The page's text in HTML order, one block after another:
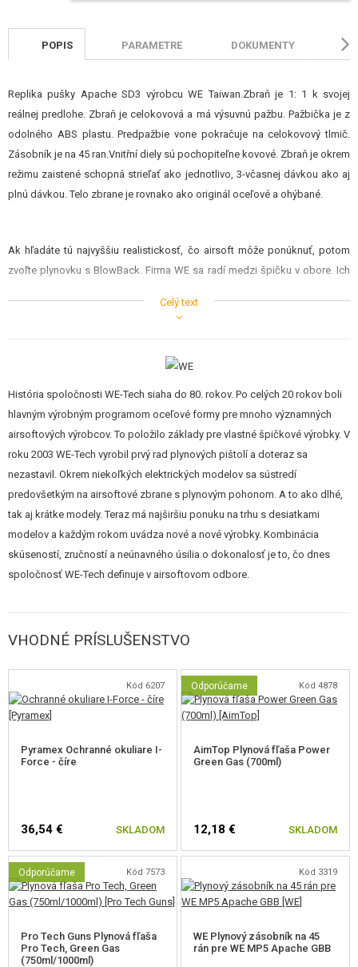
POPIS PARAMETRE DOKUMENTY
Replika pušky Apache SD3 výrobcu WE Taiwan.Zbraň je 1: 1 k svojej
reálnej predlohe. Zbraň je celokovová a má výsuvnú pažbu. Pažbička je z
odolného ABS plastu. Predpažbie vone pokračuje na celokovový tlmič.
Zásobník je na 45 ran.Vnitřní diely sú pochopiteľne kovové. Zbraň je okrem
režimu zaistené schopná strieľať ako jednotlivo, 3-včasnej dávkou ako aj
plnú dávkou. Telo zbrane je rovnako ako originál oceľové a ohýbané.
Ak hľadáte tú najvyššiu realistickosť, čo airsoft môže ponúknuť, potom
zvoľte plynovku s BlowBack. Firma WE sa radí medzi špičku v obore. Ich
spúšťový mechanizmus s úderníkom, kovový záver, vratné pružiny,
mažú. A HLAVNE pri streľbe reálne pohybujú záverom. Pri každom výstrele
záver "kopne" dozadu a zvlášť v režime dávka je to pre strelca zážitok.
Plynový zásobník plnený Green Gas:rýchle plnenie zásobníkov z
fľaše, lacnejšie prevádzku, šetrné k zbrani s nižšou mierou
nižších teplotách- zvlášť dávky. Výkon do 130 m/s.
nosiť so sebou veľkú fľašu, riziko netesnosti zásobníkov a rýchlejšie
Poznámka: uvedené výkony sú orientačné. Závisí na dĺžke hlavne, teplote
prostredia. Zvyčajne prvý výstrel je najvýkonnejší a postupne klesá.
Celý text
História spoločnosti WE-Tech siaha do 80. rokov. Po celých 20 rokov boli
hlavným výrobným programom oceľové formy pre mnoho významných
airsoftových výrobcov. To položilo základy pre vlastné špičkové výrobky. V
roku 2003 WE-Tech vyrobil prvý rad plynových pištolí a doteraz sa
nezastavil. Okrem niekoľkých elektrických modelov sa sústredí
predovšetkým na airsoftové zbrane s plynovým pohonom. A to ako dlhé,
tak aj krátke modely. Teraz má najširšiu ponuku na trhu s desiatkami
modelov a každým rokom uvádza nové a nové výrobky. Kombinácia
skúseností, zručností a neúnavného úsilia o dokonalosť je to, čo dnes
spoločnosť WE-Tech definuje v airsoftovom odbore.
VHODNÉ PRÍSLUŠENSTVO
Kód 6207
Pyramex Ochranné okuliare I-
Force - číre
36,54 € SKLADOM
Odporúčame Kód 4878
AimTop Plynová fľaša Power
Green Gas (700ml)
12,18 € SKLADOM
Odporúčame Kód 7573
Pro Tech Guns Plynová fľaša
Pro Tech, Green Gas
(750ml/1000ml)
Kód 3319
WE Plynový zásobník na 45
rán pre WE MP5 Apache GBB